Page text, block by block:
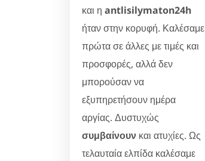
και η antlisilymaton24h
ήταν στην κορυφή. Καλέσαμε
πρώτα σε άλλες με τιμές και
προσφορές, αλλά δεν
μπορούσαν να
εξυπηρετήσουν ημέρα
αργίας. Δυστυχώς
συμβαίνουν και ατυχίες. Ως
τελαυταία ελπίδα καλέσαμε